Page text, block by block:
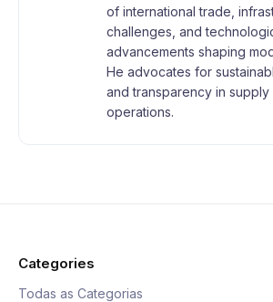
of international trade,
challenges, and
advancements shaping
He advocates for
and transparency in supply
operations.
Categories
Todas as Categorias